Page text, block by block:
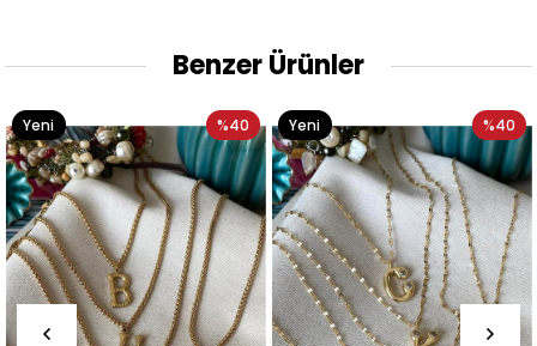
Benzer Ürünler
%40
Yeni
Ürün
%40
Yeni
Ürün